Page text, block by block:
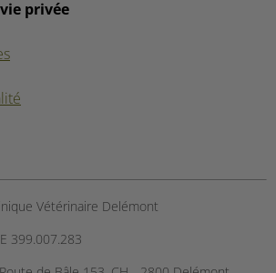
privée
Vétérinaire Delémont
399.007.283